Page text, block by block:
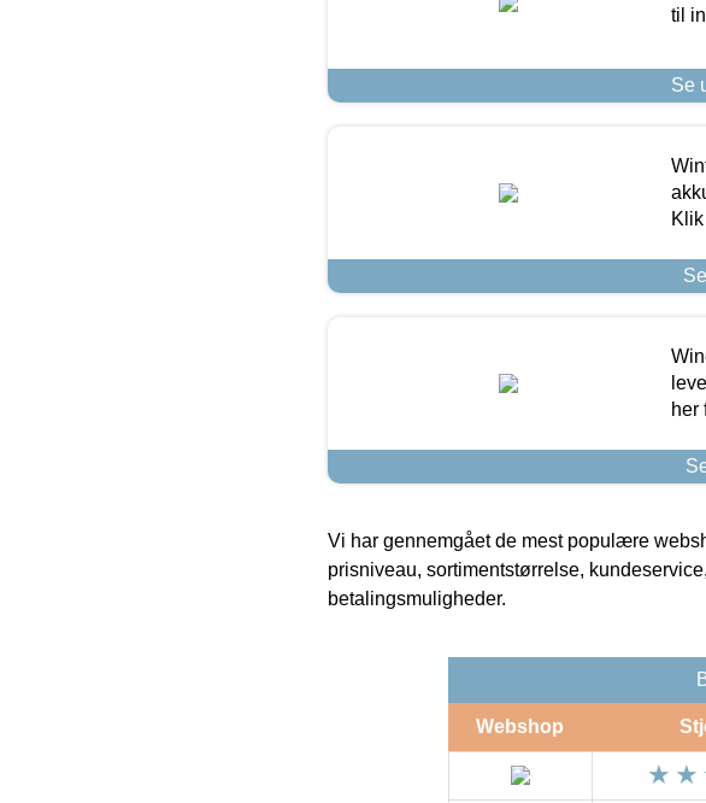
til
Se
her
Vi har gennemgået de mest populære
prisniveau, sortimentstørrelse,
betalingsmuligheder.
Webshop